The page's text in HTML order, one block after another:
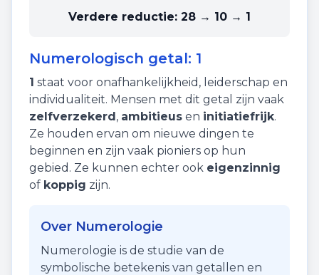
Verdere reductie: 28 → 10 → 1
Numerologisch getal: 1
1 staat voor onafhankelijkheid , leiderschap en
individualiteit. Mensen met dit getal zijn vaak
zelfverzekerd, ambitieus en initiatiefrijk.
Ze houden ervan om nieuwe dingen te
beginnen en zijn vaak pioniers op hun
gebied. Ze kunnen echter ook eigenzinnig
of koppig zijn.
Over Numerologie
Numerologie is de studie van de
symbolische betekenis van getallen en